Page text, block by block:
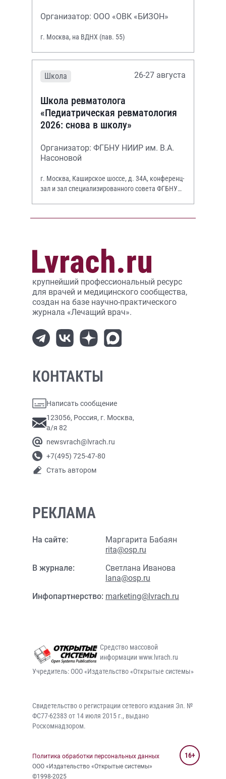
Организатор: ООО «ОВК «БИЗОН»
г. Москва, на ВДНХ (пав. 55)
Школа 26-27 августа
Школа ревматолога
«Педиатрическая ревматология
2026: снова в школу»
Организатор: ФГБНУ НИИР им. В.А.
Насоновой
г. Москва, Каширское шоссе, д. 34А, конференц-
зал и зал специализированного совета ФГБНУ
крупнейший профессиональный ресурс
для врачей и медицинского сообщества,
создан на базе научно-практического
журнала «Лечащий врач».
КОНТАКТЫ
Написать сообщение
123056, Россия, г. Москва,
а/я 82
newsvrach@lvrach.ru
+7(495) 725-47-80
Стать автором
РЕКЛАМА
На сайте:
Маргарита Бабаян
rita@osp.ru
В журнале:
Светлана Иванова
lana@osp.ru
Инфопартнерство: marketing@lvrach.ru
Средство массовой
информации www.lvrach.ru
Учредитель: ООО «Издательство «Открытые системы»
Свидетельство о регистрации сетевого издания Эл. №
ФС77-62383 от 14 июля 2015 г., выдано
Роскомнадзором.
Политика обработки персональных данных
ООО «Издательство «Открытые системы»
©1998-2025
16+